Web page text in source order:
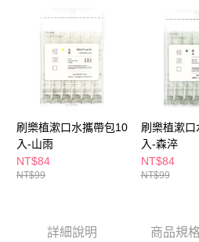
後付繳納相關費用。
※ 交易是否成功請以「AFTEE先享後付
是否繳費成功／繳費後需取消欲退款等相
客戶支援中心」 https://
【注意事項】
１．透過由恩沛科技股份有限公司提供之
權轉讓予恩沛科技股份有限公司。
２．關於個人資料處理事宜，請瀏覽以下網
https://aftee.tw/terms/#terms3
３．未成年的使用者請事先徵得法定代理
時審查核予不同之上限額度；若仍有額度
付款後萊爾富取貨
每筆NT$65，滿NT$490(含以上)免運
7-11取貨付款
每筆NT$65，滿NT$490(含以上)免運
付款後7-11取貨
每筆NT$65，滿NT$490(含以上)免運費
付款後寶雅門市自取(由倉庫統一出貨)
刷樂植漱口水攜帶包10
入-山雨
NT$84
NT$99
刷樂植漱
入-森淬
NT$84
NT$99
詳細說明 商品規